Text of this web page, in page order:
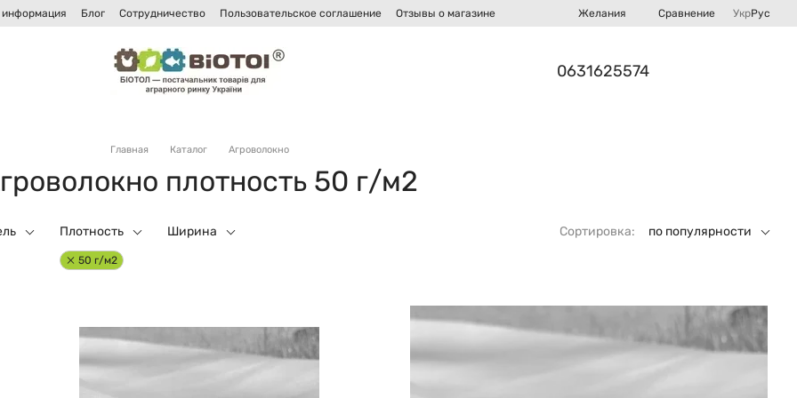
информация Блог Сотрудничество Пользовательское соглашение
Отзывы о магазине
Желания Сравнение УкрРус
0631625574
Главная Каталог Агроволокно
плотность 50 г/м2
Плотность
50 г/м2
Ширина Сортировка: по популярности